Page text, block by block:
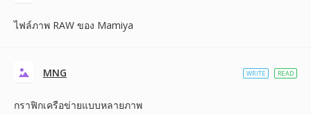
ไฟล์ภาพ RAW ของ Mamiya
MNG
กราฟิกเครือข่ายแบบหลายภาพ
WRITE READ